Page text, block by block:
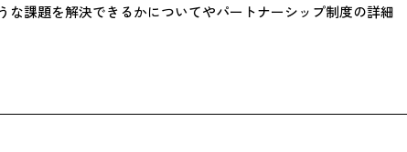
な課題を解決できるかについてやパートナーシップ制度の詳細